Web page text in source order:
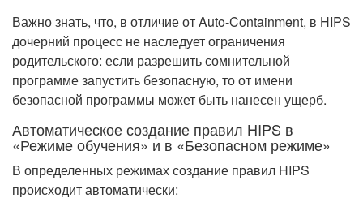
Важно знать, что, в отличие от Auto-Containment, в HIPS
дочерний процесс не наследует ограничения
родительского: если разрешить сомнительной
программе запустить безопасную, то от имени
безопасной программы может быть нанесен ущерб.
Автоматическое создание правил HIPS в
«Режиме обучения» и в «Безопасном режиме»
В определенных режимах создание правил HIPS
происходит автоматически: